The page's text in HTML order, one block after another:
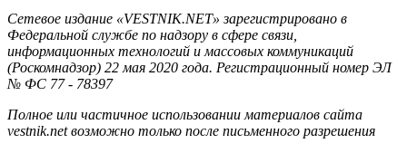
Сетевое издание «VESTNIK.NET» зарегистрировано в
Федеральной службе по надзору в сфере связи,
информационных технологий и массовых коммуникаций
(Роскомнадзор) 22 мая 2020 года. Регистрационный номер ЭЛ
№ ФС 77 - 78397
Полное или частичное использовании материалов сайта
vestnik.net возможно только после письменного разрешения